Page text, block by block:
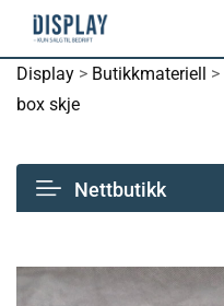
Display > Butikkmateriell >
box skje
Nettbutikk